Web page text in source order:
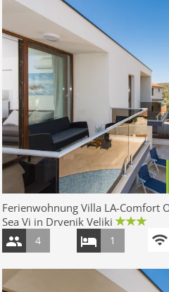
Ferienwohnung Villa LA-Comfort
Sea Vi in Drvenik Veliki
4 1